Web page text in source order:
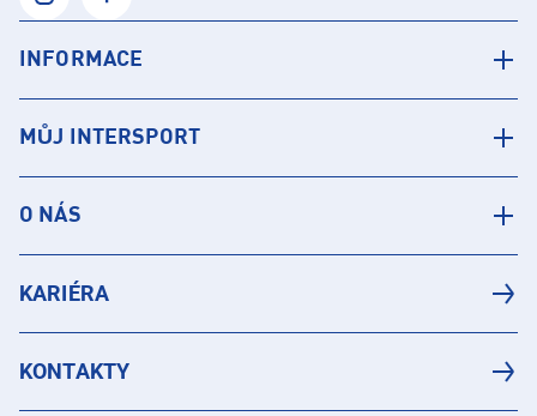
INFORMACE
MŮJ INTERSPORT
O NÁS
KARIÉRA
KONTAKTY